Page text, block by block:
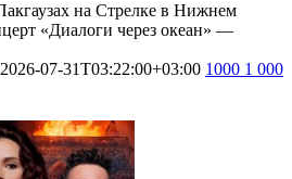
на Стрелке в Нижнем
«Диалоги через океан» —
2026-07-31T03:22:00+03:00 1000 1 000